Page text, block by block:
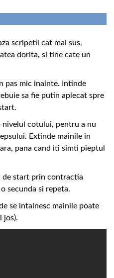
scripetii cat mai sus,
dorita, si tine cate un
pas mic inainte. Intinde
sa fie putin aplecat spre
nivelul cotului, pentru a nu
Extinde mainile in
pana cand iti simti pieptul
de start prin contractia
secunda si repeta.
se intalnesc mainile poate
jos).